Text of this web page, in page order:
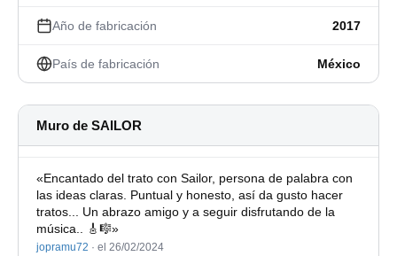
Año de fabricación 2017
País de fabricación México
Muro de SAILOR
«Encantado del trato con Sailor, persona de palabra con
las ideas claras. Puntual y honesto, así da gusto hacer
tratos... Un abrazo amigo y a seguir disfrutando de la
música.. 🎸🎼»
jopramu72 · el 26/02/2024